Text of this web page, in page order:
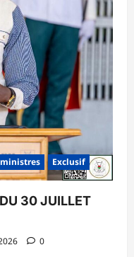
Exclusif
30 JUILLET
0